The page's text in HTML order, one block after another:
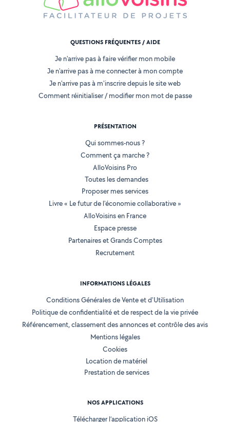
QUESTIONS FRÉQUENTES / AIDE
Je n'arrive pas à faire vérifier mon mobile
Je n'arrive pas à me connecter à mon compte
Je n'arrive pas à m'inscrire depuis le site web
Comment réinitialiser / modifier mon mot de passe
PRÉSENTATION
Qui sommes-nous ?
Comment ça marche ?
AlloVoisins Pro
Toutes les demandes
Proposer mes services
Livre « Le futur de l'économie collaborative »
AlloVoisins en France
Espace presse
Partenaires et Grands Comptes
Recrutement
INFORMATIONS LÉGALES
Conditions Générales de Vente et d'Utilisation
Politique de confidentialité et de respect de la vie privée
Référencement, classement des annonces et contrôle des avis
Mentions légales
Cookies
Location de matériel
Prestation de services
NOS APPLICATIONS
Télécharger l’application iOS